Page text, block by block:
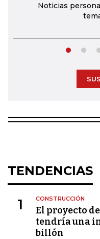
Noticias
TENDENCIAS
1 CONSTRUCCIÓN
El proyecto
tendría una
billón